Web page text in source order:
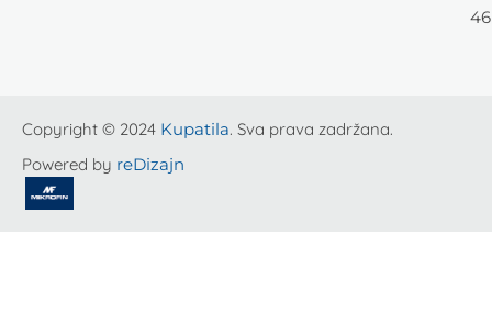
46
Copyright © 2024 Kupatila. Sva prava zadržana.
Powered by reDizajn